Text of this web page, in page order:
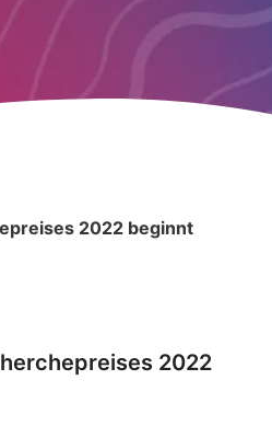
2022 beginnt
2022